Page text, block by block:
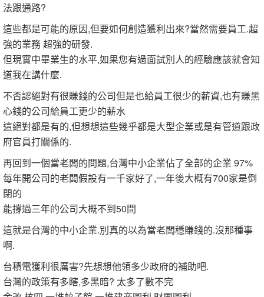
法跟通路?
這些都是可能的原因,但要如何創造獲利出來?當然需要員工.超
強的業務 超強的研發.
但現實中畢業生的水平,如果您有過面試別人的經驗應該就會知
道我在講什麼.
不否認絕對有很賺錢的公司但是也給員工很少的薪資,也有賺黑
心錢的公司給員工更少的薪水
這絕對都是有的,但想想這些幾乎都是大型企業或是有管道跟政
府官員打關係的.
再回到一個當老闆的問題,台灣中小企業佔了全部的企業 97%
每年開公司的老闆假設有一千家好了,一年後大概有700家是倒
閉的
能撐過三年的公司大概不到50間
這就是台灣的中小企業.別真的以為當老闆穩賺錢的.沒那種事
啊.
台積電獲利很厲害?先想想他領多少政府的補助吧.
台灣的政策有多瞎,多黑暗? 太多了數不完